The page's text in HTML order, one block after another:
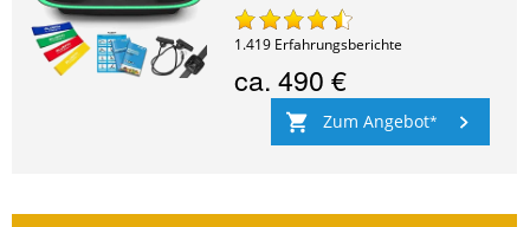
1.419 Erfahrungsberichte
ca.490 €
Zum Angebot